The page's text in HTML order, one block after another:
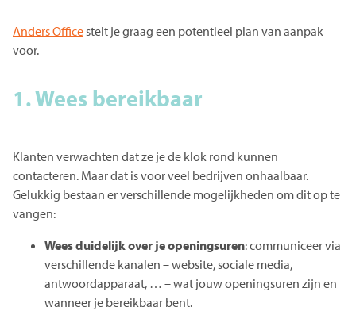
Anders Officestelt je graag een potentieel plan van aanpak
voor.
1. Wees bereikbaar
Klanten verwachten dat ze je de klok rond kunnen
contacteren. Maar dat is voor veel bedrijven onhaalbaar.
Gelukkig bestaan er verschillende mogelijkheden om dit op te
vangen:
Wees duidelijk over je openingsuren: communiceer via
verschillende kanalen – website, sociale media,
antwoordapparaat, … – wat jouw openingsuren zijn en
wanneer je bereikbaar bent.